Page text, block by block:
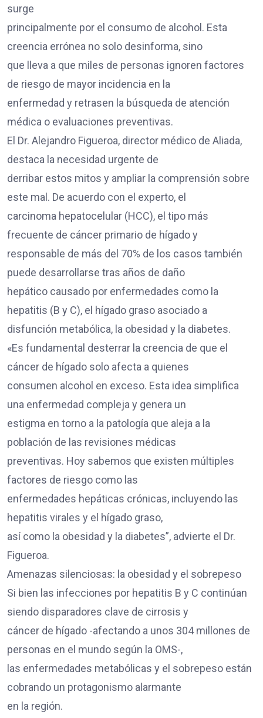
surge
principalmente por el consumo de alcohol. Esta
creencia errónea no solo desinforma, sino
que lleva a que miles de personas ignoren factores
de riesgo de mayor incidencia en la
enfermedad y retrasen la búsqueda de atención
médica o evaluaciones preventivas.
El Dr. Alejandro Figueroa, director médico de Aliada,
destaca la necesidad urgente de
derribar estos mitos y ampliar la comprensión sobre
este mal. De acuerdo con el experto, el
carcinoma hepatocelular (HCC), el tipo más
frecuente de cáncer primario de hígado y
responsable de más del 70% de los casos también
puede desarrollarse tras años de daño
hepático causado por enfermedades como la
hepatitis (B y C), el hígado graso asociado a
disfunción metabólica, la obesidad y la diabetes.
«Es fundamental desterrar la creencia de que el
cáncer de hígado solo afecta a quienes
consumen alcohol en exceso. Esta idea simplifica
una enfermedad compleja y genera un
estigma en torno a la patología que aleja a la
población de las revisiones médicas
preventivas. Hoy sabemos que existen múltiples
factores de riesgo como las
enfermedades hepáticas crónicas, incluyendo las
hepatitis virales y el hígado graso,
así como la obesidad y la diabetes”, advierte el Dr.
Figueroa.
Amenazas silenciosas: la obesidad y el sobrepeso
Si bien las infecciones por hepatitis B y C continúan
siendo disparadores clave de cirrosis y
cáncer de hígado -afectando a unos 304 millones de
personas en el mundo según la OMS-,
las enfermedades metabólicas y el sobrepeso están
cobrando un protagonismo alarmante
en la región.